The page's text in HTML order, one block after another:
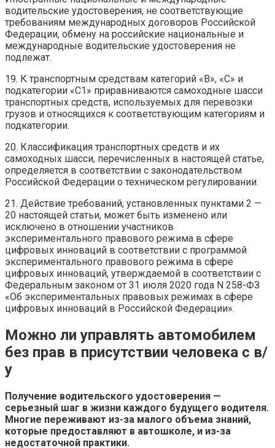
водительские удостоверения, не соответствующие
требованиям международных договоров Российской
Федерации, обмену на российские национальные и
международные водительские удостоверения не
подлежат.
19. К транспортным средствам категорий «B», «C» и
подкатегории «C1» приравниваются самоходные шасси
транспортных средств, используемых для перевозки
грузов и относящихся к соответствующим категориям и
подкатегории.
20. Классификация транспортных средств и их
самоходных шасси, перечисленных в настоящей статье,
определяется в соответствии с законодательством
Российской Федерации о техническом регулировании.
21. Действие требований, установленных пунктами 2 —
20 настоящей статьи, может быть изменено или
исключено в отношении участников
экспериментального правового режима в сфере
цифровых инноваций в соответствии с программой
экспериментального правового режима в сфере
цифровых инноваций, утверждаемой в соответствии с
Федеральным законом от 31 июля 2020 года N 258-ФЗ
«Об экспериментальных правовых режимах в сфере
цифровых инноваций в Российской Федерации».
Можно ли управлять автомобилем
без прав в присутствии человека с в/
у
Получение водительского удостоверения —
серьезный шаг в жизни каждого будущего водителя.
Многие переживают из-за малого объема знаний,
которые предоставляют в автошколе, и из-за
недостаточной практики.